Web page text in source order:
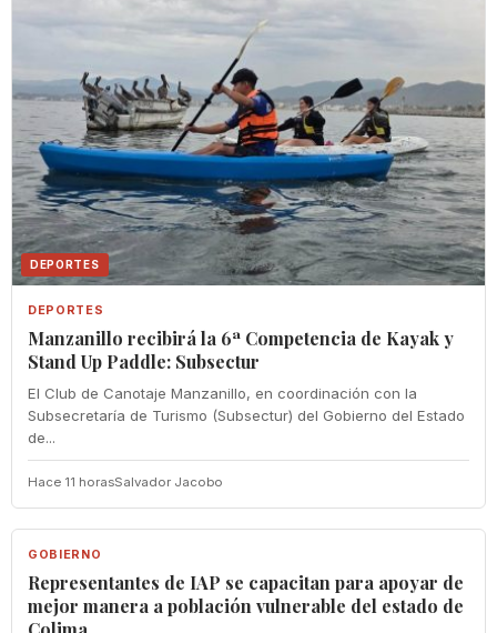
DEPORTES
DEPORTES
Manzanillo recibirá la 6ª Competencia de Kayak y
Stand Up Paddle: Subsectur
El Club de Canotaje Manzanillo, en coordinación con la
Subsecretaría de Turismo (Subsectur) del Gobierno del Estado
de...
Hace 11 horasSalvador Jacobo
GOBIERNO
GOBIERNO
Representantes de IAP se capacitan para apoyar de
mejor manera a población vulnerable del estado de